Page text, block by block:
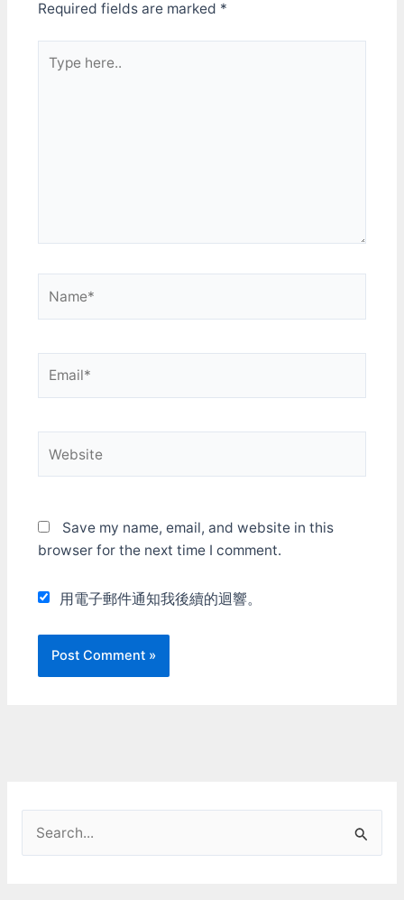
Required fields are marked *
here..
Save my name, email, and website in this
browser for the next time I comment.
用電子郵件通知我後續的迴響。
e